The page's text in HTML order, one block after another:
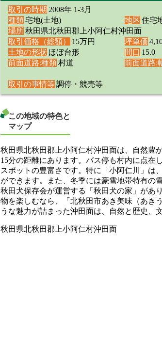
取引の時期 2008年 1-3月
種類宅地(土地) 地区 住宅
場所秋田県北秋田郡上小阿仁村沖田面
取引価格（総額）
15万円 坪単価
土地の形状 ほぼ台形 間口 15.0
前面道路:種類村道 前面道路:
取引の事情等調停・競売等
この地域の特色と
マップ
秋田県北秋田郡上小阿仁村沖田面は、自然豊
15分の距離にあります。バス停も村内に点在
スポットの豊富さです。特に「小阿仁川」は
ができます。また、冬季には豪雪地帯特有の
秋田犬保存会が運営する「秋田犬の家」があ
物を楽しむなら、「北秋田市あき美味（あき
うな魅力が詰まった沖田面は、自然と歴史、
秋田県北秋田郡上小阿仁村沖田面